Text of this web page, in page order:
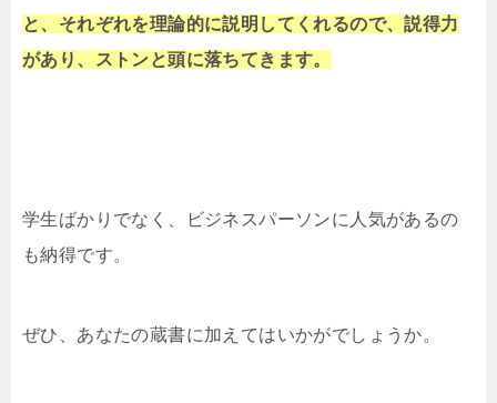
と、それぞれを理論的に説明してくれるので、説得力
があり、ストンと頭に落ちてきます。
学生ばかりでなく、ビジネスパーソンに人気があるの
も納得です。
ぜひ、あなたの蔵書に加えてはいかがでしょうか。